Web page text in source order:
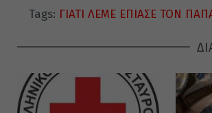
Tags: ΓΙΑΤΙ ΛΕΜΕ ΕΠΙΑΣΕ ΤΟΝ